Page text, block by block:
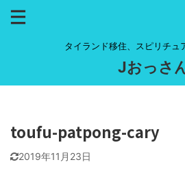
タイランド移住、スピリチュ
Jおっさ
toufu-patpong-cary
2019年11月23日